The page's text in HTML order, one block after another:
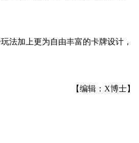
法加上更为自由丰富的卡牌设计，
【编辑：X博士】